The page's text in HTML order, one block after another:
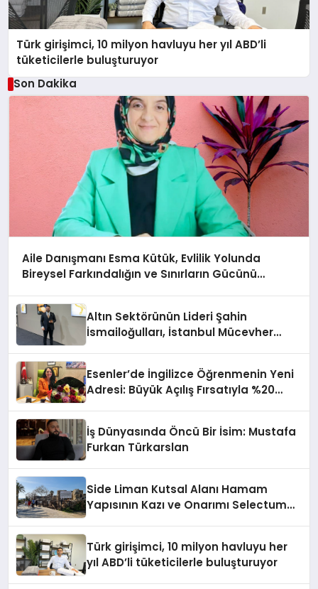
Türk girişimci, 10 milyon havluyu her yıl ABD’li
tüketicilerle buluşturuyor
Son Dakika
Aile Danışmanı Esma Kütük, Evlilik Yolunda
Bireysel Farkındalığın ve Sınırların Gücünü
Altın Sektörünün Lideri Şahin
İsmailoğulları, İstanbul Mücevher
Esenler’de İngilizce Öğrenmenin Yeni
Adresi: Büyük Açılış Fırsatıyla %20
İş Dünyasında Öncü Bir İsim: Mustafa
Furkan Türkarslan
Side Liman Kutsal Alanı Hamam
Yapısının Kazı ve Onarımı Selectum
Türk girişimci, 10 milyon havluyu her
yıl ABD’li tüketicilerle buluşturuyor